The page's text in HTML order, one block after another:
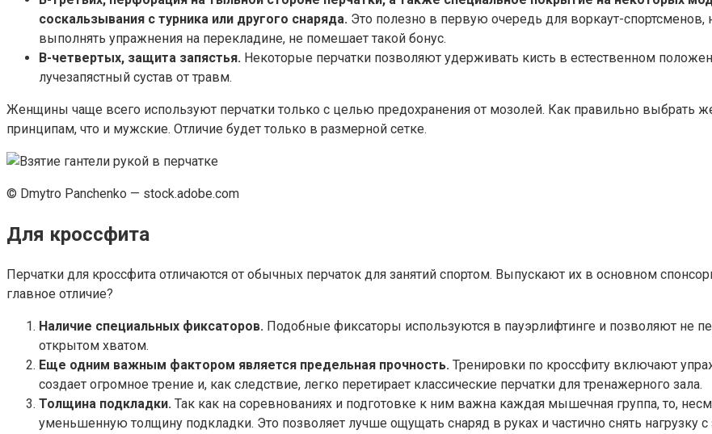
соскальзывания с турника или другого снаряда. Это полезно в первую очередь для воркаут-спортсменов,
выполнять упражнения на перекладине, не помешает такой бонус.
В-четвертых, защита запястья. Некоторые перчатки позволяют удерживать кисть в естественном
лучезапястный сустав от травм.
Женщины чаще всего используют перчатки только с целью предохранения от мозолей. Как правильно выбрать
принципам, что и мужские. Отличие будет только в размерной сетке.
© Dmytro Panchenko — stock.adobe.com
Для кроссфита
Перчатки для кроссфита отличаются от обычных перчаток для занятий спортом. Выпускают их в основном
главное отличие?
Наличие специальных фиксаторов. Подобные фиксаторы используются в пауэрлифтинге и позволяют не
открытом хватом.
Еще одним важным фактором является предельная прочность. Тренировки по кроссфиту включают
создает огромное трение и, как следствие, легко перетирает классические перчатки для тренажерного зала.
Толщина подкладки. Так как на соревнованиях и подготовке к ним важна каждая мышечная группа, то,
уменьшенную толщину подкладки. Это позволяет лучше ощущать снаряд в руках и частично снять